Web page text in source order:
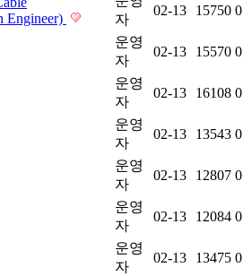
Engineer)
자
02-13 15750 0
운영
자
02-13 15570 0
운영
자
02-13 16108 0
운영
자
02-13 13543 0
운영
자
02-13 12807 0
운영
자
02-13 12084 0
운영
자
02-13 13475 0